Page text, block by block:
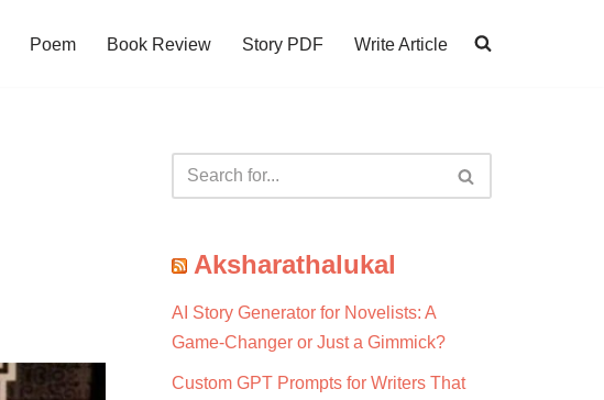
Poem Book Review Story PDF Write Article
Aksharathalukal
AI Story Generator for Novelists: A
Game-Changer or Just a Gimmick?
Custom GPT Prompts for Writers That